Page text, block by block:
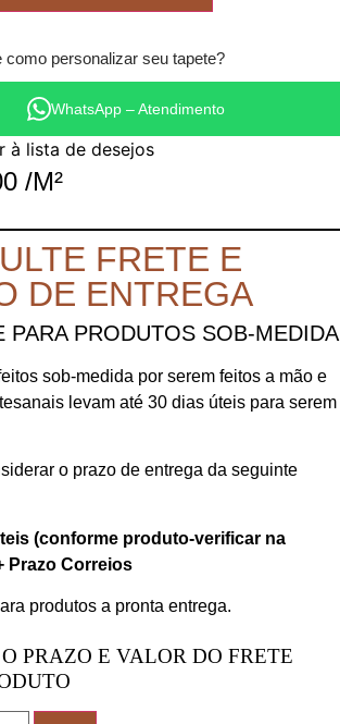
como personalizar seu tapete?
WhatsApp – Atendimento
à lista de desejos
/M²
FRETE E
DE ENTREGA
PARA PRODUTOS SOB-MEDIDA
sob-medida por serem feitos a mão e
levam até 30 dias úteis para serem
o prazo de entrega da seguinte
(conforme produto-verificar na
Prazo Correios
produtos a pronta entrega.
PRAZO E VALOR DO FRETE